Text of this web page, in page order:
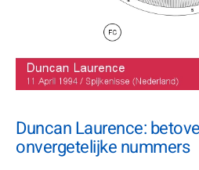
Duncan Laurence:
onvergetelijke nummers